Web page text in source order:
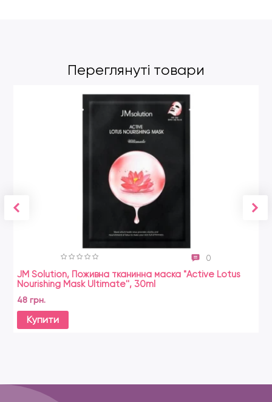
Переглянуті товари
0
JM Solution, Поживна тканинна маска "Active Lotus
Nourishing Mask Ultimate'', 30ml
48 грн.
Купити